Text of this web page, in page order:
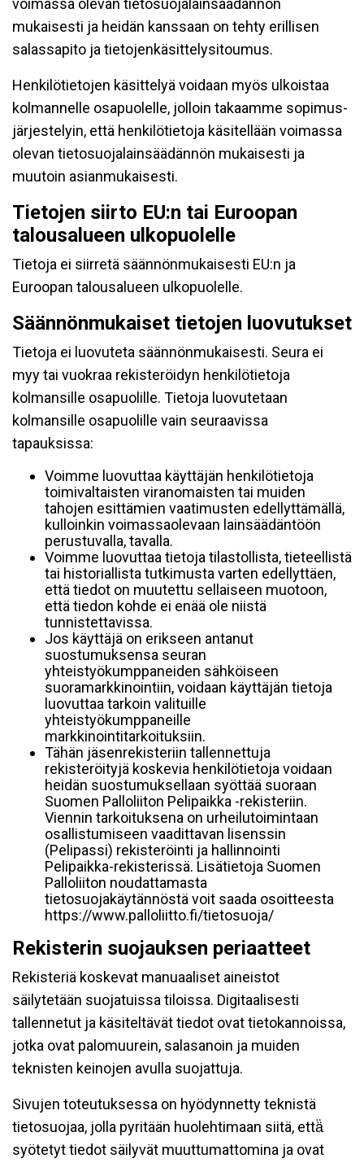
voimassa olevan tietosuojalainsäädännön
mukaisesti ja heidän kanssaan on tehty erillisen
salassapito ja tietojenkäsittelysitoumus.
Henkilötietojen käsittelyä voidaan myös ulkoistaa
kolmannelle osapuolelle, jolloin takaamme sopimus-
järjestelyin, että henkilötietoja käsitellään voimassa
olevan tietosuojalainsäädännön mukaisesti ja
muutoin asianmukaisesti.
Tietojen siirto EU:n tai Euroopan
talousalueen ulkopuolelle
Tietoja ei siirretä säännönmukaisesti EU:n ja
Euroopan talousalueen ulkopuolelle.
Säännönmukaiset tietojen luovutukset
Tietoja ei luovuteta säännönmukaisesti. Seura ei
myy tai vuokraa rekisteröidyn henkilötietoja
kolmansille osapuolille. Tietoja luovutetaan
kolmansille osapuolille vain seuraavissa
tapauksissa:
Voimme luovuttaa käyttäjän henkilötietoja
toimivaltaisten viranomaisten tai muiden
tahojen esittämien vaatimusten edellyttämällä,
kulloinkin voimassaolevaan lainsäädäntöön
perustuvalla, tavalla.
Voimme luovuttaa tietoja tilastollista, tieteellistä
tai historiallista tutkimusta varten edellyttäen,
että tiedot on muutettu sellaiseen muotoon,
että tiedon kohde ei enää ole niistä
tunnistettavissa.
Jos käyttäjä on erikseen antanut
suostumuksensa seuran
yhteistyökumppaneiden sähköiseen
suoramarkkinointiin, voidaan käyttäjän tietoja
luovuttaa tarkoin valituille
yhteistyökumppaneille
markkinointitarkoituksiin.
Tähän jäsenrekisteriin tallennettuja
rekisteröityjä koskevia henkilötietoja voidaan
heidän suostumuksellaan syöttää suoraan
Suomen Palloliiton Pelipaikka -rekisteriin.
Viennin tarkoituksena on urheilutoimintaan
osallistumiseen vaadittavan lisenssin
(Pelipassi) rekisteröinti ja hallinnointi
Pelipaikka-rekisterissä. Lisätietoja Suomen
Palloliiton noudattamasta
tietosuojakäytännöstä voit saada osoitteesta
https://www.palloliitto.fi/tietosuoja/
Rekisterin suojauksen periaatteet
Rekisteriä koskevat manuaaliset aineistot
säilytetään suojatuissa tiloissa. Digitaalisesti
tallennetut ja käsiteltävät tiedot ovat tietokannoissa,
jotka ovat palomuurein, salasanoin ja muiden
teknisten keinojen avulla suojattuja.
Sivujen toteutuksessa on hyödynnetty teknistä
tietosuojaa, jolla pyritään huolehtimaan siitä, että̈
syötetyt tiedot säilyvät muuttumattomina ja ovat